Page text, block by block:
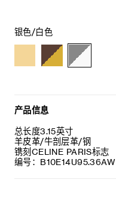
银色/白色
产品信息
总长度3.15英寸
羊皮革/牛剖层革/钢
镌刻CELINE PARIS标志
编号：B10E14U95.36AW